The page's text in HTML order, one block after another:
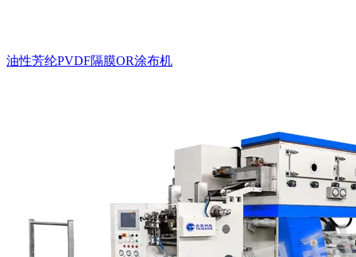
油性芳纶PVDF隔膜OR涂布机